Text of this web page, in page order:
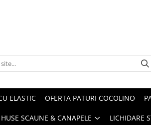
ELASTIC OFERTA PATURI COCOLINO
HUSE SCAUNE & CANAPELE LICHIDARE